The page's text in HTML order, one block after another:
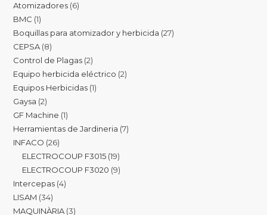
Atomizadores 6
BMC 1
Boquillas para atomizador y herbicida 27
CEPSA 8
Control de Plagas 2
Equipo herbicida eléctrico 2
Equipos Herbicidas 1
Gaysa 2
GF Machine 1
Herramientas de Jardineria 7
INFACO 26
ELECTROCOUP F3015 19
ELECTROCOUP F3020 9
Intercepas 4
LISAM 34
MAQUINÀRIA 3